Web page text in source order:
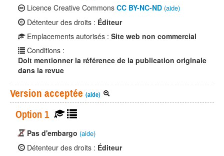
Licence Creative Commons CC BY-NC-ND (aide)
Détenteur des droits : Éditeur
Emplacements autorisés : Site web non commercial
Conditions :
Doit mentionner la référence de la publication originale
dans la revue
Version acceptée (aide)
Option 1
Pas d'embargo (aide)
Détenteur des droits : Éditeur